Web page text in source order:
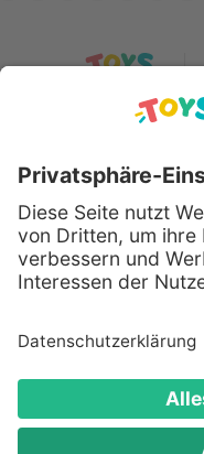
Alle genannten
Copyright © 2008